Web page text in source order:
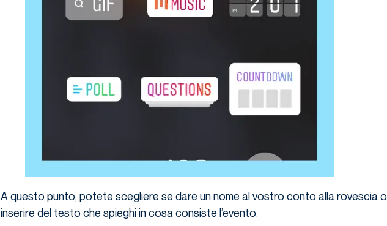
A questo punto, potete scegliere se dare un nome al vostro conto alla rovescia o
inserire del testo che spieghi in cosa consiste l’evento.